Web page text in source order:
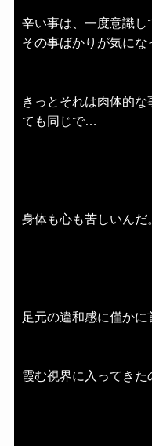
辛い事は、一度意識し
その事ばかりが気にな
きっとそれは肉体的
ても同じで…
身体も心も苦しいんだ
足元の違和感に僅かに
霞む視界に入ってき